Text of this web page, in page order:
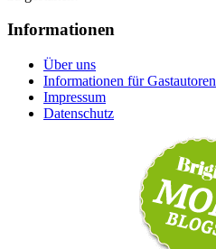
Informationen
Über uns
Informationen für Gastautoren
Impressum
Datenschutz